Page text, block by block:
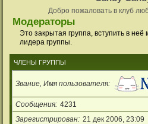
Добро пожаловать в клуб
Модераторы
Это закрытая группа, вступить в
лидера группы.
ЧЛЕНЫ ГРУППЫ
Звание, Имя пользователя
Сообщения 4231
Зарегистрирован 21 дек 2006, 23:09